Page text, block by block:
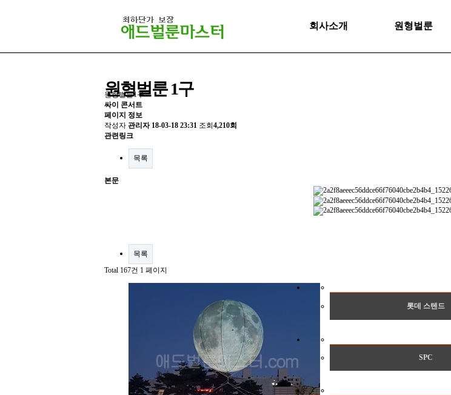
회사소개 원형벌룬
원형벌룬 1구
원형벌룬1구
싸이 콘서트
페이지 정보
작성자 관리자 18-03-18 23:31 조회 4,210회
관련링크
목록
본문
목록
Total 167건 1 페이지
롯데 스텐드
SPC